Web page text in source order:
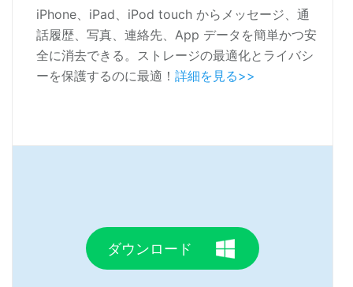
iPhone、iPad、iPod touch からメッセージ、通
話履歴、写真、連絡先、App データを簡単かつ安
全に消去できる。ストレージの最適化とライバシ
ーを保護するのに最適！ 詳細を見る>>
ダウンロード